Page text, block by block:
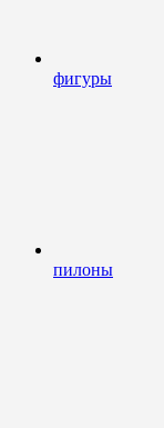
фигуры
пилоны